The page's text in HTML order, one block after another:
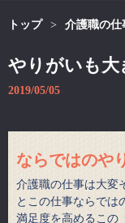
トップ > 介護職の仕
やりがいも大
2019/05/05
ならではのや
介護職の仕事は大変
とこの仕事ならでは
満足度を高めるこの